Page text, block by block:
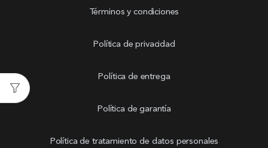
Términos y condiciones
Política de privacidad
Política de entrega
Política de garantía
Política de tratamiento de datos personales